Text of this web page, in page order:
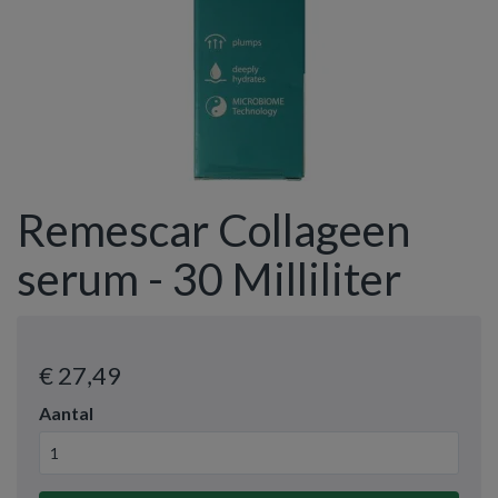
Remescar Collageen
serum - 30 Milliliter
€ 27,49
Aantal